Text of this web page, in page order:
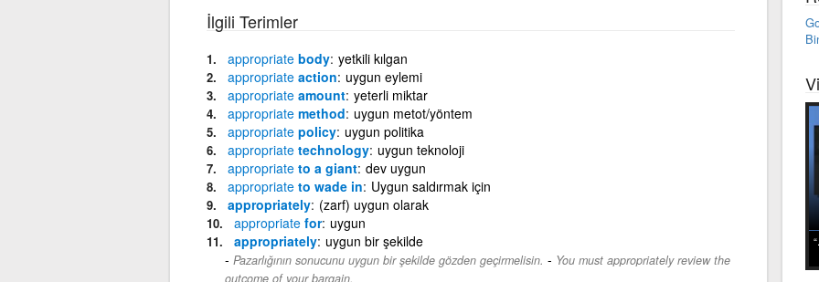
İlgili Terimler
appropriatebody yetkili kılgan
appropriateaction uygun eylemi
appropriateamount yeterli miktar
appropriatemethod uygun metot/yöntem
appropriatepolicy uygun politika
appropriatetechnology uygun teknoloji
appropriateto a giant dev uygun
appropriateto wade in Uygun saldırmak için
appropriately (zarf) uygun olarak
appropriatefor uygun
appropriately uygun bir şekilde
Pazarlığının sonucunu uygun bir şekilde gözden geçirmelisin. - You must appropriately review the
outcome of your bargain.